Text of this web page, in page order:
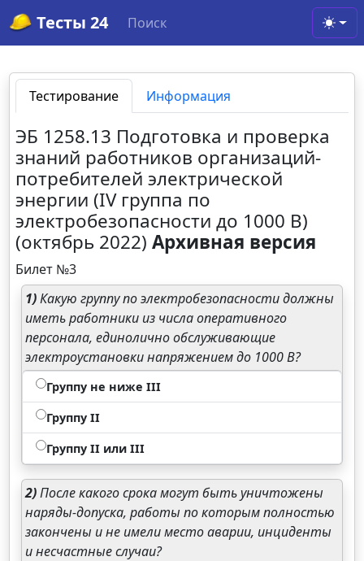
Тесты 24 Поиск
Тестирование Информация
ЭБ 1258.13 Подготовка и проверка
знаний работников организаций-
потребителей электрической
энергии (IV группа по
электробезопасности до 1000 В)
(октябрь 2022)Архивная версия
Билет №3
1)Какую группу по электробезопасности должны
иметь работники из числа оперативного
персонала, единолично обслуживающие
электроустановки напряжением до 1000 В?
Группу не ниже III
Группу II
Группу II или III
2)После какого срока могут быть уничтожены
наряды-допуска, работы по которым полностью
закончены и не имели место аварии, инциденты
и несчастные случаи?